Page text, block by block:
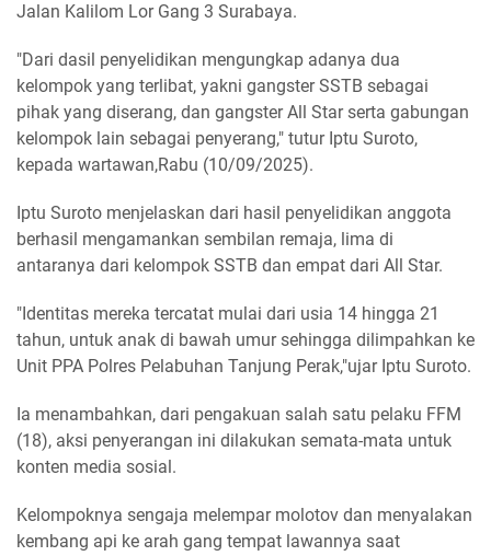
Jalan Kalilom Lor Gang 3 Surabaya.
"Dari dasil penyelidikan mengungkap adanya dua
kelompok yang terlibat, yakni gangster SSTB sebagai
pihak yang diserang, dan gangster All Star serta gabungan
kelompok lain sebagai penyerang," tutur Iptu Suroto,
kepada wartawan,Rabu (10/09/2025).
Iptu Suroto menjelaskan dari hasil penyelidikan anggota
berhasil mengamankan sembilan remaja, lima di
antaranya dari kelompok SSTB dan empat dari All Star.
"Identitas mereka tercatat mulai dari usia 14 hingga 21
tahun, untuk anak di bawah umur sehingga dilimpahkan ke
Unit PPA Polres Pelabuhan Tanjung Perak,"ujar Iptu Suroto.
Ia menambahkan, dari pengakuan salah satu pelaku FFM
(18), aksi penyerangan ini dilakukan semata-mata untuk
konten media sosial.
Kelompoknya sengaja melempar molotov dan menyalakan
kembang api ke arah gang tempat lawannya saat